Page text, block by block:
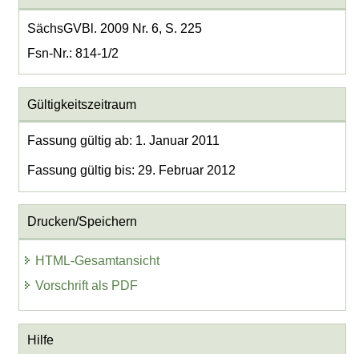
SächsGVBl. 2009 Nr. 6, S. 225
Fsn-Nr.: 814-1/2
Gültigkeitszeitraum
Fassung gültig ab: 1. Januar 2011
Fassung gültig bis: 29. Februar 2012
Drucken/Speichern
HTML-Gesamtansicht
Vorschrift als PDF
Hilfe